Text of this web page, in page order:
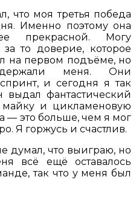
что моя третья победа
Именно поэтому она
прекрасной. Могу
то доверие, которое
на первом подъёме, но
меня. Они
и сегодня я так
выдал фантастический
майку и цикламеновую
— это больше, чем я мог
Я горжусь и счастлив.
думал, что выиграю, но
всё ещё оставалось
так что у меня был